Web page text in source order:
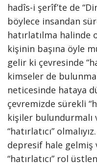
hadîs-i şerîf’te de
böylece insandan
hatırlatılma
kişinin başına öyle
gelir ki çevresinde
kimseler de
neticesinde hataya
çevremizde sürekli
kişiler bulundurmalı
“hatırlatıcı”
depresif hale gelmiş
“hatırlatıcı” rol